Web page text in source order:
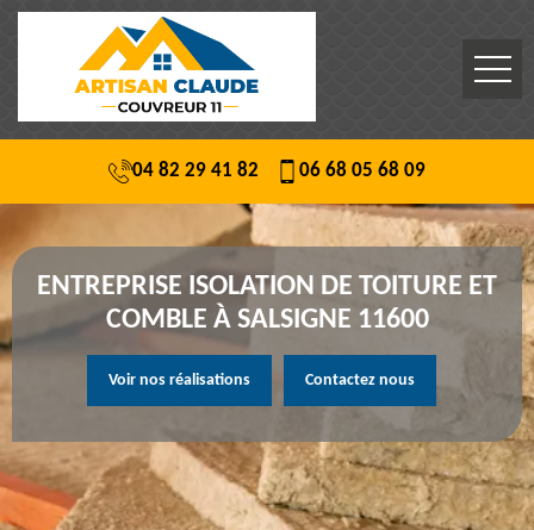
04 82 29 41 82 06 68 05 68 09
ENTREPRISE ISOLATION DE TOITURE ET
COMBLE À SALSIGNE 11600
Voir nos réalisations Contactez nous